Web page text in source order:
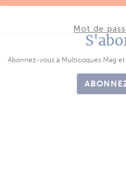
Mot de
Abonnez-vous à Multicoques Mag